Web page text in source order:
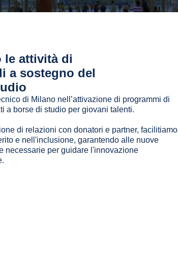
le attività di
a sostegno del
di Milano nell’attivazione di programmi di
a borse di studio per giovani talenti.
di relazioni con donatori e partner, facilitiamo
e nell'inclusione, garantendo alle nuove
necessarie per guidare l'innovazione